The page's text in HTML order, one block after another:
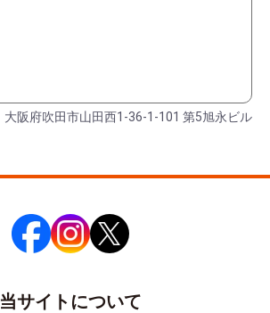
大阪府吹田市山田西1-36-1-101 第5旭永ビル
当サイトについて